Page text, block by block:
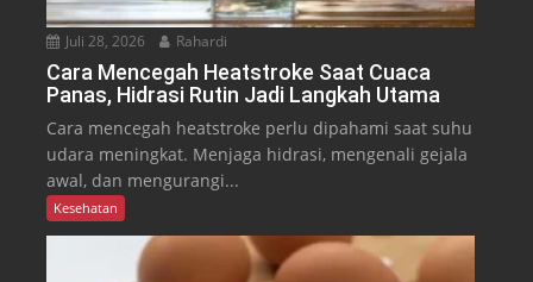
Juli 28, 2026 Rahardi
Cara Mencegah Heatstroke Saat Cuaca
Panas, Hidrasi Rutin Jadi Langkah Utama
Cara mencegah heatstroke perlu dipahami saat suhu
udara meningkat. Menjaga hidrasi, mengenali gejala
awal, dan mengurangi...
Kesehatan